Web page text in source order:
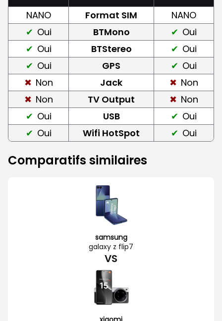
NANO Format SIM
NANO
Oui
BTMono
Oui
Oui
BTStereo
Oui
Oui
GPS
Oui
Non
Jack
Non
Non
TV Output
Non
Oui
USB
Oui
Oui
Wifi HotSpot Oui
Comparatifs similaires
samsung
galaxy z flip7
VS